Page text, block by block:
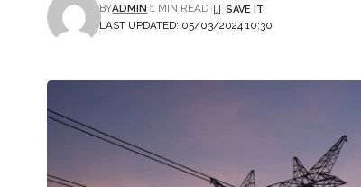
LAST UPDATED: 05/03/2024 10:30
BYADMIN 1 MIN READ